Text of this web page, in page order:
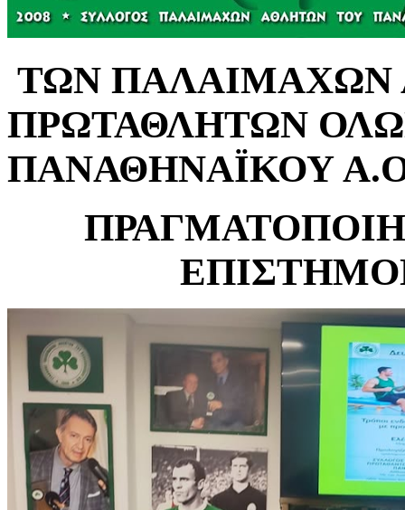
ΤΩΝ ΠΑΛΑΙΜΑΧΩΝ
ΠΡΩΤΑΘΛΗΤΩΝ
ΠΑΝΑΘΗΝΑΪΚΟΥ